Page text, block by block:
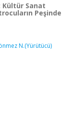
Kültür Sanat
Peşinde
N.(Yürütücü)